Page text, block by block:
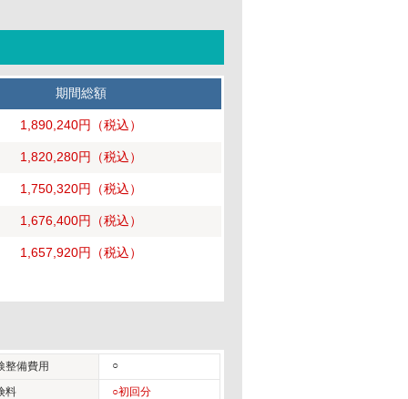
期間総額
1,890,240円 （税込）
1,820,280円 （税込）
1,750,320円 （税込）
1,676,400円 （税込）
1,657,920円 （税込）
整備費用 ○
料
○初回分